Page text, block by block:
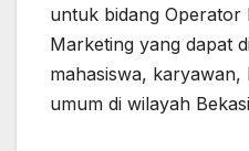
untuk bidang Operator
Marketing yang dapat
mahasiswa, karyawan,
umum di wilayah